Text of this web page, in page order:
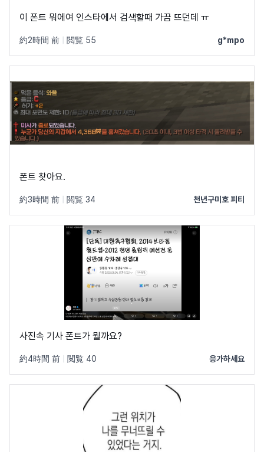
이 폰트 뭐에여 인스타에서 검색할때 가끔 뜨던데 ㅠ
約2時間 前 閲覧 55 g*mpo
폰트 찾아요.
約3時間 前 閲覧 34 천년구미호 피티
사진속 기사 폰트가 뭘까요?
約4時間 前 閲覧 40 응가하세요